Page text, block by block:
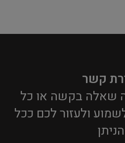
קשר
שאלה בקשה או כל
ולעזור לכם ככל
הניתן​